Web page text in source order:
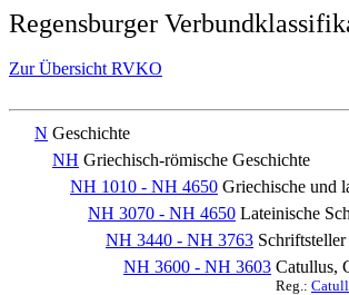
Regensburger
Zur Übersicht RVKO
N Geschichte
NH Griechisch-römische Geschichte
NH 1010 - NH 4650 Griechische und
NH 3070 - NH 4650 Lateinische
NH 3440 - NH 3763 Schriftsteller
NH 3600 - NH 3603 Catullus,
Reg.: